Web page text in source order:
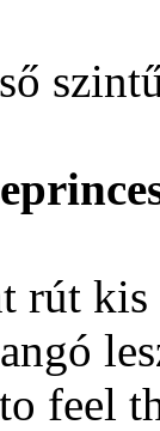
rút
feel